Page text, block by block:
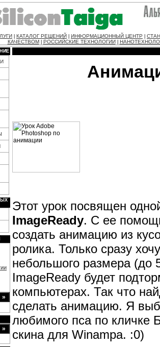
КАТАЛОГ РЕШЕНИЙ ИНФОРМАЦИОННЫЙ ЦЕНТР
КАЧЕСТВОМ
РОССИЙСКИЕ ТЕХНОЛОГИИ
Этот урок посвящен
ImageReady. С ее
создать анимацию из
ролика. Только сразу
небольшого размера (до
ImageReady будет
компьютерах. Так что
сделать анимацию. Я
любимого пса по кличке
скина для Winampa. :0)